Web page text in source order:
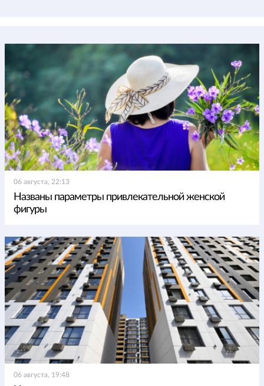
06 августа, 22:13
Названы параметры привлекательной женской
фигуры
06 августа, 19:48